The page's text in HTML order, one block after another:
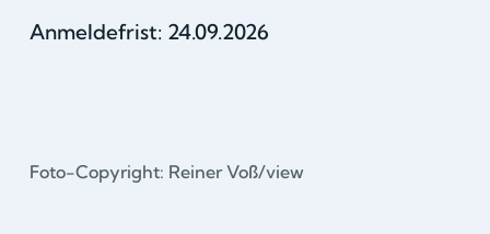
Anmeldefrist: 24.09.2026
Foto-Copyright: Reiner Voß/view